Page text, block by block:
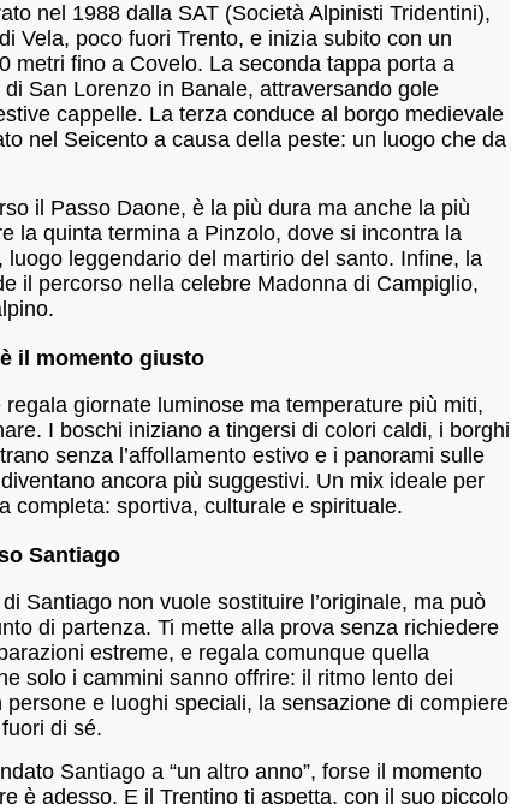
nel 1988 dalla SAT (Società Alpinisti Tridentini),
Vela, poco fuori Trento, e inizia subito con un
metri fino a Covelo. La seconda tappa porta a
San Lorenzo in Banale, attraversando gole
cappelle. La terza conduce al borgo medievale
nel Seicento a causa della peste: un luogo che da
il Passo Daone, è la più dura ma anche la più
la quinta termina a Pinzolo, dove si incontra la
luogo leggendario del martirio del santo. Infine, la
il percorso nella celebre Madonna di Campiglio,
il momento giusto
regala giornate luminose ma temperature più miti,
I boschi iniziano a tingersi di colori caldi, i borghi
senza l’affollamento estivo e i panorami sulle
ancora più suggestivi. Un mix ideale per
completa: sportiva, culturale e spirituale.
Santiago
Santiago non vuole sostituire l’originale, ma può
di partenza. Ti mette alla prova senza richiedere
estreme, e regala comunque quella
solo i cammini sanno offrire: il ritmo lento dei
persone e luoghi speciali, la sensazione di compiere
di sé.
Santiago a “un altro anno”, forse il momento
è adesso. E il Trentino ti aspetta, con il suo piccolo